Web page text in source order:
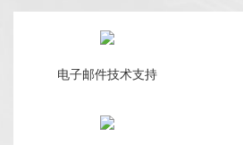
电子邮件技术支持